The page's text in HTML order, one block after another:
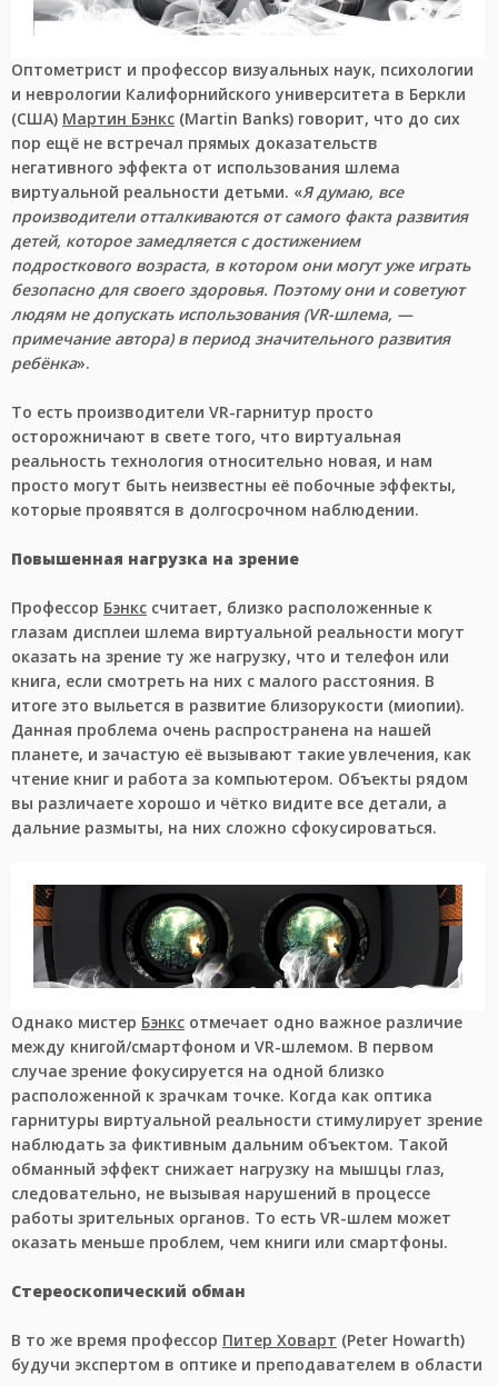
Оптометрист и профессор визуальных наук, психологии
и неврологии Калифорнийского университета в Беркли
(США) Мартин Бэнкс (Martin Banks) говорит, что до сих
пор ещё не встречал прямых доказательств
негативного эффекта от использования шлема
виртуальной реальности детьми. «Я думаю, все
производители отталкиваются от самого факта развития
детей, которое замедляется с достижением
подросткового возраста, в котором они могут уже играть
безопасно для своего здоровья. Поэтому они и советуют
людям не допускать использования (VR-шлема, —
примечание автора) в период значительного развития
ребёнка».
То есть производители VR-гарнитур просто
осторожничают в свете того, что виртуальная
реальность технология относительно новая, и нам
просто могут быть неизвестны её побочные эффекты,
которые проявятся в долгосрочном наблюдении.
Повышенная нагрузка на зрение
Профессор Бэнкс считает, близко расположенные к
глазам дисплеи шлема виртуальной реальности могут
оказать на зрение ту же нагрузку, что и телефон или
книга, если смотреть на них с малого расстояния. В
итоге это выльется в развитие близорукости (миопии).
Данная проблема очень распространена на нашей
планете, и зачастую её вызывают такие увлечения, как
чтение книг и работа за компьютером. Объекты рядом
вы различаете хорошо и чётко видите все детали, а
дальние размыты, на них сложно сфокусироваться.
Однако мистер Бэнкс отмечает одно важное различие
между книгой/смартфоном и VR-шлемом. В первом
случае зрение фокусируется на одной близко
расположенной к зрачкам точке. Когда как оптика
гарнитуры виртуальной реальности стимулирует зрение
наблюдать за фиктивным дальним объектом. Такой
обманный эффект снижает нагрузку на мышцы глаз,
следовательно, не вызывая нарушений в процессе
работы зрительных органов. То есть VR-шлем может
оказать меньше проблем, чем книги или смартфоны.
Стереоскопический обман
В то же время профессор Питер Ховарт (Peter Howarth)
будучи экспертом в оптике и преподавателем в области